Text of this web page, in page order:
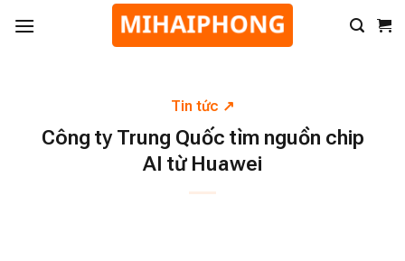
Tin tức
Công ty Trung Quốc tìm nguồn chip
AI từ Huawei